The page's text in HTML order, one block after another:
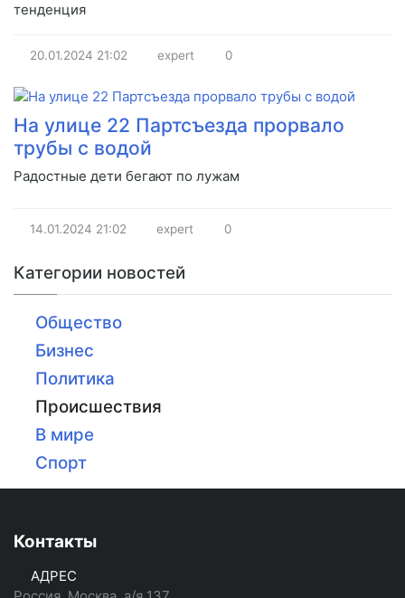
тенденция
20.01.2024 21:02 expert 0
На улице 22 Партсъезда прорвало
трубы с водой
Радостные дети бегают по лужам
14.01.2024 21:02 expert 0
Категории новостей
Общество
Бизнес
Политика
Происшествия
В мире
Спорт
Контакты
АДРЕС